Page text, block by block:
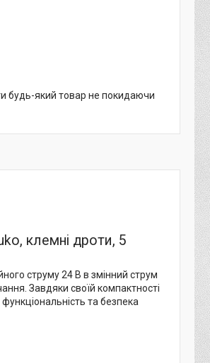
будь-який товар не покидаючи
клемні дроти, 5
струму 24 В в змінний струм
Завдяки своїй компактності
та безпека